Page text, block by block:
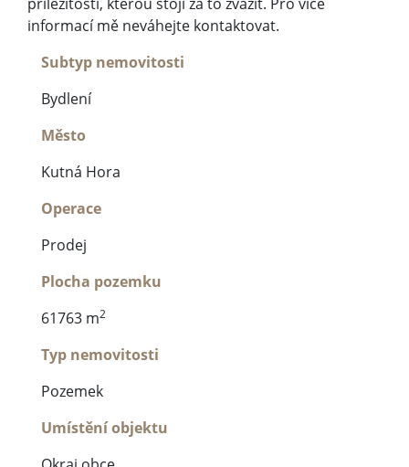
informací mě neváhejte kontaktovat.
Subtyp nemovitosti
Bydlení
Město
Kutná Hora
Operace
Prodej
Plocha pozemku
61763 m2
Typ nemovitosti
Pozemek
Umístění objektu